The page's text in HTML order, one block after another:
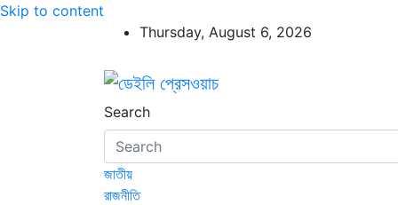
Skip to content
Thursday, August 6, 2026
ডেইলি প্রেসওয়াচ
ডেইলি প্রেসওয়াচ মুক্তিযুদ্ধের চেতনায় উদ্বুদ্ধ
Search
জাতীয়
রাজনীতি